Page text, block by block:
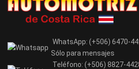
WhatsApp: (+506) 6470-
Sólo para mensajes
Teléfono: (+506) 8827-